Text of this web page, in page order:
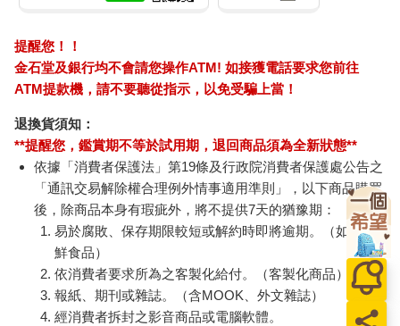
提醒您！！
金石堂及銀行均不會請您操作ATM! 如接獲電話要求您前往
ATM提款機，請不要聽從指示，以免受騙上當！
退換貨須知：
**提醒您，鑑賞期不等於試用期，退回商品須為全新狀態**
依據「消費者保護法」第19條及行政院消費者保護處公告之
「通訊交易解除權合理例外情事適用準則」，以下商品購買
後，除商品本身有瑕疵外，將不提供7天的猶豫期：
易於腐敗、保存期限較短或解約時即將逾期。（如：生
鮮食品）
依消費者要求所為之客製化給付。（客製化商品）
報紙、期刊或雜誌。（含MOOK、外文雜誌）
經消費者拆封之影音商品或電腦軟體。